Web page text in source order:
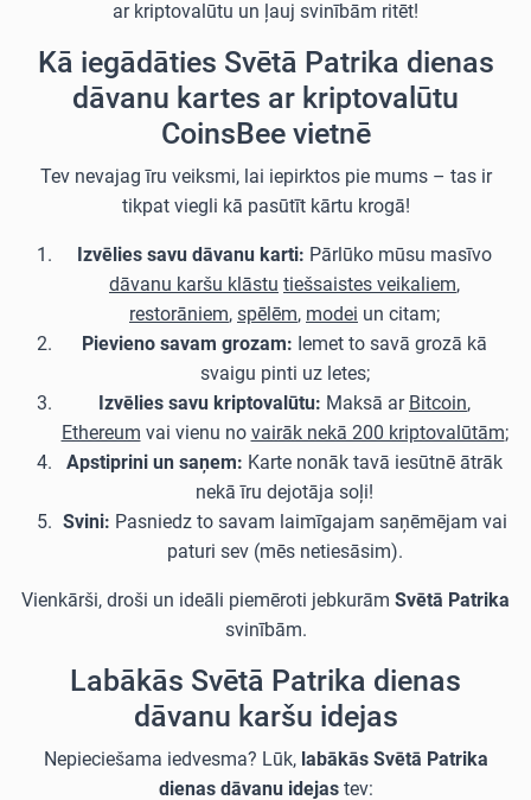
ar kriptovalūtu un ļauj svinībām ritēt!
Kā iegādāties Svētā Patrika dienas
dāvanu kartes ar kriptovalūtu
CoinsBee vietnē
Tev nevajag īru veiksmi, lai iepirktos pie mums – tas ir
tikpat viegli kā pasūtīt kārtu krogā!
Izvēlies savu dāvanu karti: Pārlūko mūsu masīvo
dāvanu karšu klāstu tiešsaistes veikaliem,
restorāniem, spēlēm, modei un citam;
Pievieno savam grozam: Iemet to savā grozā kā
svaigu pinti uz letes;
Izvēlies savu kriptovalūtu: Maksā ar Bitcoin,
Ethereum vai vienu no vairāk nekā 200 kriptovalūtām;
Apstiprini un saņem: Karte nonāk tavā iesūtnē ātrāk
nekā īru dejotāja soļi!
Svini: Pasniedz to savam laimīgajam saņēmējam vai
paturi sev (mēs netiesāsim).
Vienkārši, droši un ideāli piemēroti jebkurām Svētā Patrika
svinībām.
Labākās Svētā Patrika dienas
dāvanu karšu idejas
Nepieciešama iedvesma? Lūk, labākās Svētā Patrika
dienas dāvanu idejastev: